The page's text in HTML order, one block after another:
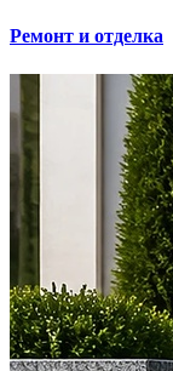
Ремонт и отделка